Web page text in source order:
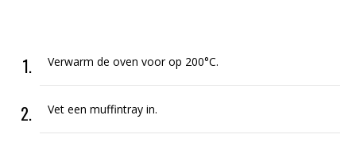
Verwarm de oven voor op 200°C.
Vet een muffintray in.